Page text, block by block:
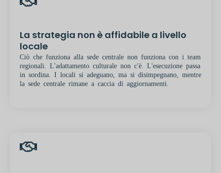
La strategia non è affidabile a livello
locale
Ciò che funziona alla sede centrale non funziona con i team
regionali. L'adattamento culturale non c'è. L'esecuzione passa
in sordina. I locali si adeguano, ma si disimpegnano, mentre
la sede centrale rimane a caccia di aggiornamenti.